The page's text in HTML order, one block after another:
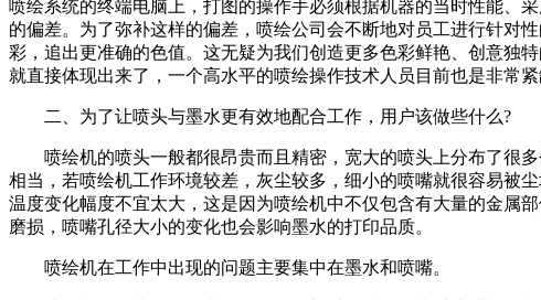
喷绘系统的终端电脑上，打图的操作手必须根据机器的当时性能、
的偏差。为了弥补这样的偏差，喷绘公司会不断地对员工进行针对
彩，追出更准确的色值。这无疑为我们创造更多色彩鲜艳、创意独
就直接体现出来了，一个高水平的喷绘操作技术人员目前也是非常紧
二、为了让喷头与墨水更有效地配合工作，用户该做些什么?
喷绘机的喷头一般都很昂贵而且精密，宽大的喷头上分布了很多
相当，若喷绘机工作环境较差，灰尘较多，细小的喷嘴就很容易被
温度变化幅度不宜太大，这是因为喷绘机中不仅包含有大量的金属
磨损，喷嘴孔径大小的变化也会影响墨水的打印品质。
喷绘机在工作中出现的问题主要集中在墨水和喷嘴。